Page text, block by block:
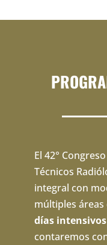
El 42°
Técnicos
integral con
múltiples
días intensivos
contaremos